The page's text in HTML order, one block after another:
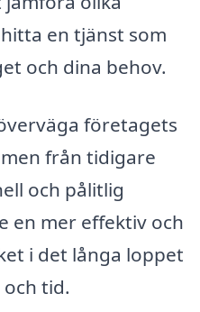
en tjänst som
och dina behov.
företagets
från tidigare
och pålitlig
en mer effektiv och
i det långa loppet
tid.